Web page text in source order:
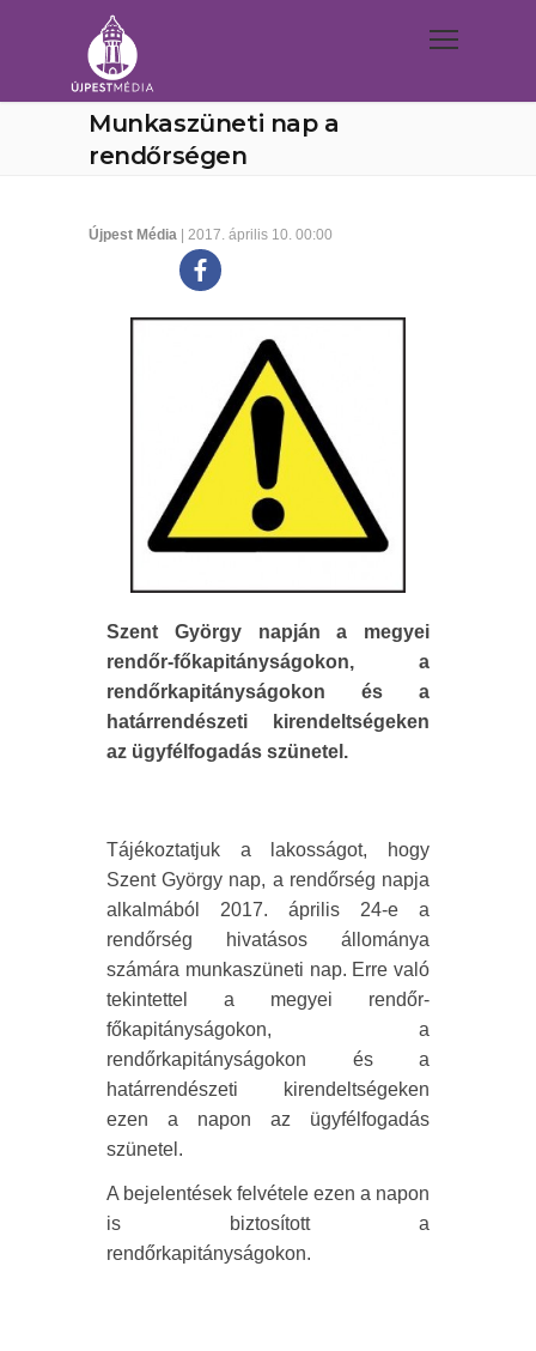
Munkaszüneti nap a
rendőrségen
Újpest Média | 2017. április 10. 00:00
Szent György napján a megyei
rendőr-főkapitányságokon, a
rendőrkapitányságokon és a
határrendészeti kirendeltségeken
az ügyfélfogadás szünetel.
Tájékoztatjuk a lakosságot, hogy
Szent György nap, a rendőrség napja
alkalmából 2017. április 24-e a
rendőrség hivatásos állománya
számára munkaszüneti nap. Erre való
tekintettel a megyei rendőr-
főkapitányságokon, a
rendőrkapitányságokon és a
határrendészeti kirendeltségeken
ezen a napon az ügyfélfogadás
szünetel.
A bejelentések felvétele ezen a napon
is biztosított a
rendőrkapitányságokon.